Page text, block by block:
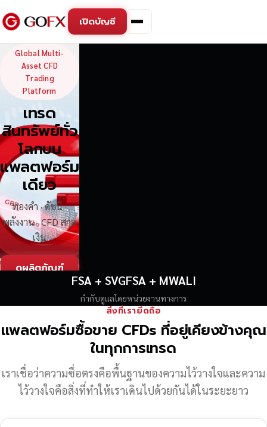
เปิดบัญชี
GoFX — Global Multi-
Global Multi-
Asset CFD
Trading
Platform
เทรด
สินทรัพย์ทั่ว
โลกบน
แพลตฟอร์ม
เดียว
ทองคำ · ดัชนี ·
พลังงาน · CFD สกุล
เงิน
ดูผลิตภัณฑ์
FSA + SVGFSA + MWALI
กำกับดูแลโดยหน่วยงานทางการ
สิ่งที่เรายึดถือ
แพลตฟอร์มซื้อขาย CFDs ที่อยู่เคียงข้างคุณ
ในทุกการเทรด
เราเชื่อว่าความซื่อตรงคือพื้นฐานของความไว้วางใจและความ
ไว้วางใจคือสิ่งที่ทำให้เราเดินไปด้วยกันได้ในระยะยาว